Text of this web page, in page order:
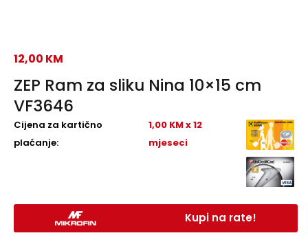
ZEP Ram za sliku Nina 10×15 cm
VF3646
12,00 KM
Cijena za kartično
plaćanje:
1,00 KM x 12
mjeseci
Kupi na rate!